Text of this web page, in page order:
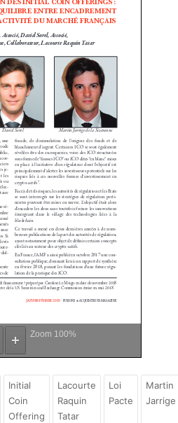
Zoom 100%
Initial
Coin
Offering
Lacourte
Raquin
Tatar
Loi
Pacte
Martin
Jarrige